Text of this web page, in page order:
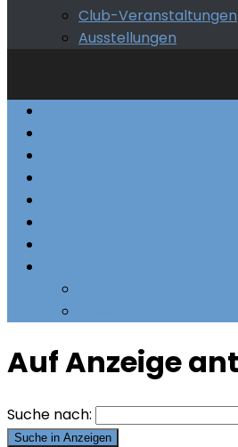
Club-Veranstaltungen
Ausstellungen
Auf Anzeige
Suche nach: